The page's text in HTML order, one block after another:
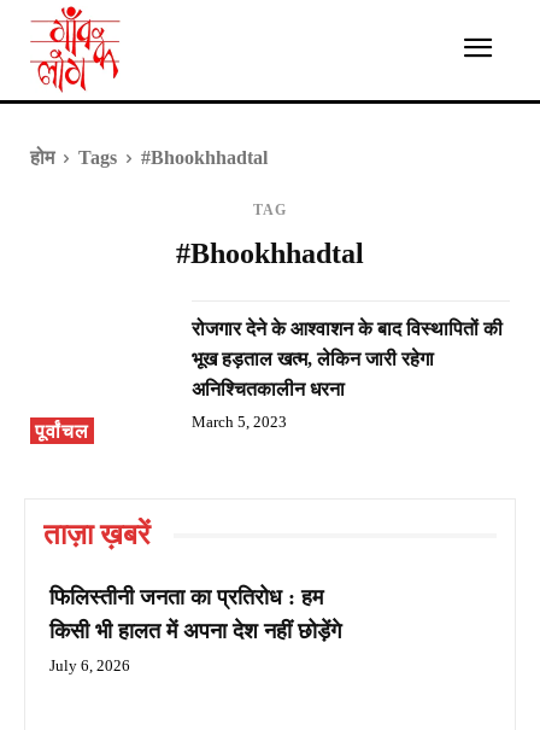
होम Tags #Bhookhhadtal
TAG
#Bhookhhadtal
पूर्वांचल
रोजगार देने के आश्वाशन के बाद विस्थापितों की
भूख हड़ताल खत्म, लेकिन जारी रहेगा
अनिश्चितकालीन धरना
March 5, 2023
ताज़ा ख़बरें
फिलिस्तीनी जनता का प्रतिरोध : हम
किसी भी हालत में अपना देश नहीं छोड़ेंगे
July 6, 2026